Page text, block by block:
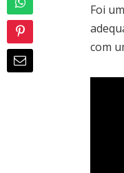
Foi
com